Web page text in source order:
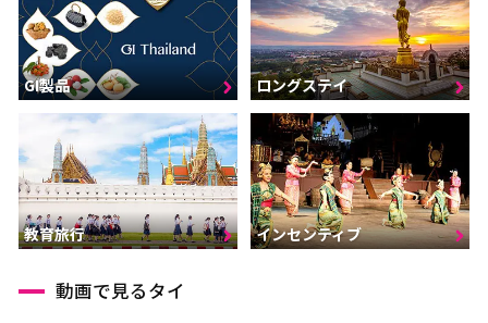
GI製品 ロングステイ
教育旅行 インセンティブ
動画で見るタイ